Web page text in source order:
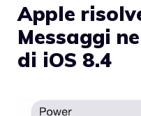
Apple
Messaggi
di iOS 8.4